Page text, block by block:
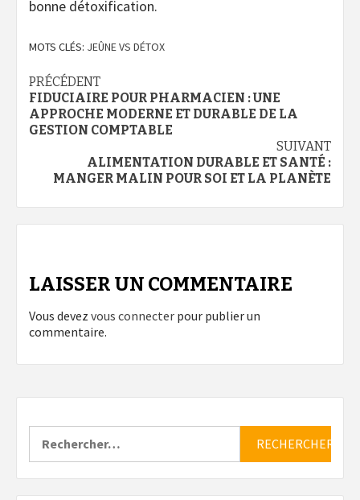
bonne détoxification.
MOTS CLÉS: JEÛNE VS DÉTOX
Navigation
d’article
PRÉCÉDENT
FIDUCIAIRE POUR PHARMACIEN : UNE
APPROCHE MODERNE ET DURABLE DE LA
GESTION COMPTABLE
SUIVANT
ALIMENTATION DURABLE ET SANTÉ :
MANGER MALIN POUR SOI ET LA PLANÈTE
LAISSER UN COMMENTAIRE
Vous devez vous connecter pour publier un
commentaire.